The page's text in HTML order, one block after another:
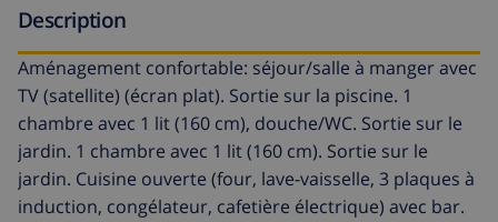
Description
Aménagement confortable: séjour/salle à manger avec
TV (satellite) (écran plat). Sortie sur la piscine. 1
chambre avec 1 lit (160 cm), douche/WC. Sortie sur le
jardin. 1 chambre avec 1 lit (160 cm). Sortie sur le
jardin. Cuisine ouverte (four, lave-vaisselle, 3 plaques à
induction, congélateur, cafetière électrique) avec bar.